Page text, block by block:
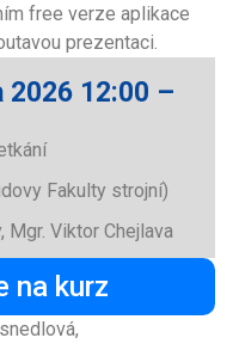
free verze aplikace
prezentaci.
2026 12:00 –
Fakulty strojní)
Mgr. Viktor Chejlava
na kurz